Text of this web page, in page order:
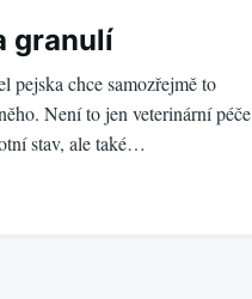
granulí
pejska chce samozřejmě to
Není to jen veterinární péče
stav, ale také…